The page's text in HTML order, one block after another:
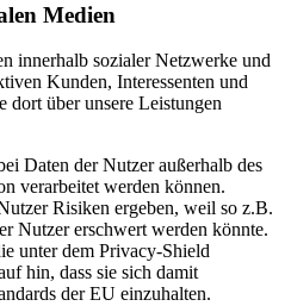
Medien
innerhalb sozialer Netzwerke und
Kunden, Interessenten und
dort über unsere Leistungen
Daten der Nutzer außerhalb des
verarbeitet werden können.
Risiken ergeben, weil so z.B.
Nutzer erschwert werden könnte.
unter dem Privacy-Shield
hin, dass sie sich damit
der EU einzuhalten.